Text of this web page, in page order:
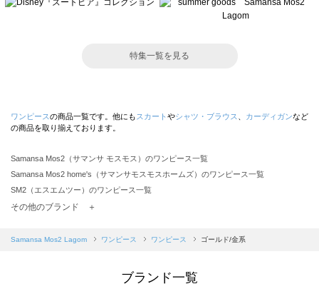
特集一覧を見る
ワンピースの商品一覧です。他にも スカート やシャツ・ブラウス カーディガンなど
の商品を取り揃えております。
Samansa Mos2（サマンサ モスモス）のワンピース一覧
Samansa Mos2 home's（サマンサモスモスホームズ）のワンピース一覧
SM2（エスエムツー）のワンピース一覧
TSUHARU by Samansa Mos2（ツハルバイサマンサモスモス）のワンピース一覧
Samansa Mos2 blue（サマンサモスモス ブルー）のワンピース一覧
sō4ū（ソウフォーユー）のワンピース一覧
その他のブランド ＋
Samansa Mos2 Lagom ワンピース ワンピース ゴールド/金系
ブランド一覧